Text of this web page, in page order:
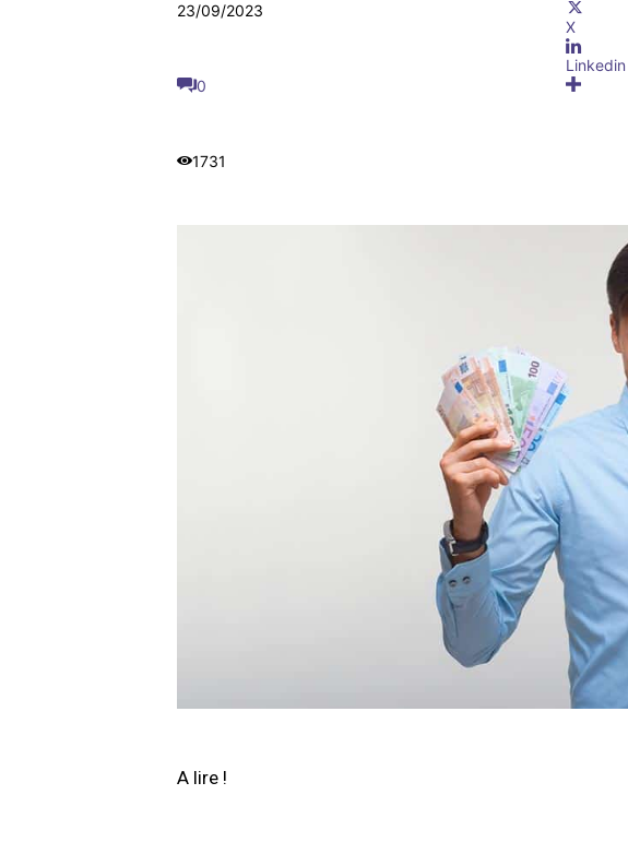
23/09/2023
0
1731
X
Linkedin
A lire !